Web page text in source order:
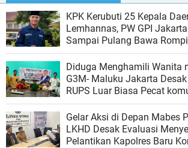
KPK Kerubuti 25 Kepala
Lemhannas, PW GPI
Sampai Pulang Bawa
Diduga Menghamili Wanita
G3M- Maluku Jakarta
RUPS Luar Biasa Pecat
Malut
Gelar Aksi di Depan Mabes
LKHD Desak Evaluasi
Pelantikan Kapolres Baru